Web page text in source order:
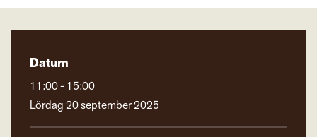
Datum
11:00 - 15:00
Lördag 20 september 2025